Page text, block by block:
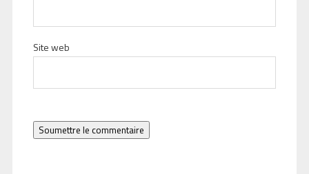
Site web
Soumettre le commentaire